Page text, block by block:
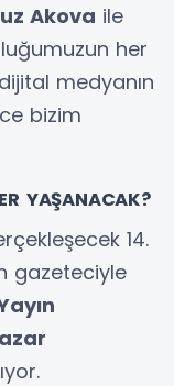
Akova ile
her
medyanın
bizim
YAŞANACAK?
14.
gazeteciyle